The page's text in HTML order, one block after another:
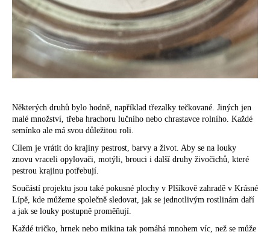
Některých druhů bylo hodně, například třezalky tečkované. Jiných jen
malé množství, třeba hrachoru lučního nebo chrastavce rolního. Každé
semínko ale má svou důležitou roli.
Cílem je vrátit do krajiny pestrost, barvy a život. Aby se na louky
znovu vraceli opylovači, motýli, brouci i další druhy živočichů, které
pestrou krajinu potřebují.
Součástí projektu jsou také pokusné plochy v Plšíkově zahradě v Krásné
Lípě, kde můžeme společně sledovat, jak se jednotlivým rostlinám daří
a jak se louky postupně proměňují.
Každé tričko, hrnek nebo mikina tak pomáhá mnohem víc, než se může